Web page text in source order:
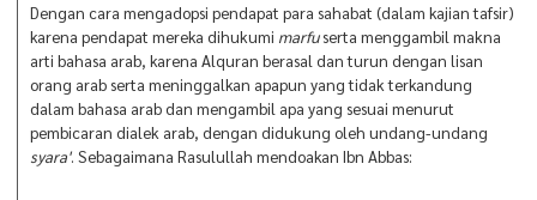
Dengan cara mengadopsi pendapat para sahabat (dalam kajian tafsir)
karena pendapat mereka dihukumi marfuserta menggambil makna
arti bahasa arab, karena Alquran berasal dan turun dengan lisan
orang arab serta meninggalkan apapun yang tidak terkandung
dalam bahasa arab dan mengambil apa yang sesuai menurut
pembicaran dialek arab, dengan didukung oleh undang-undang
syara'. Sebagaimana Rasulullah mendoakan Ibn Abbas: